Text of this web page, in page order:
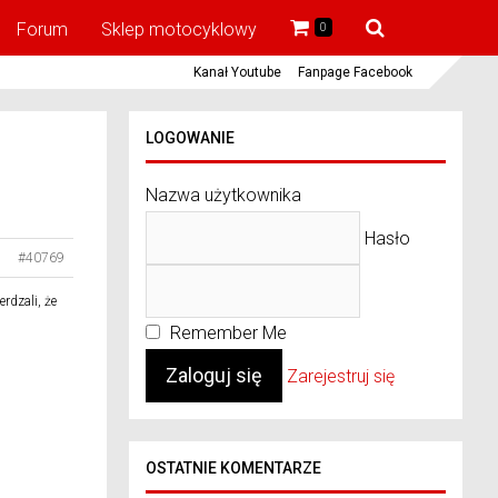
Forum Sklep motocyklowy 0
Kanał Youtube Fanpage Facebook
#40769
że
LOGOWANIE
Nazwa użytkownika
Hasło
Remember Me
Zarejestruj się
OSTATNIE KOMENTARZE